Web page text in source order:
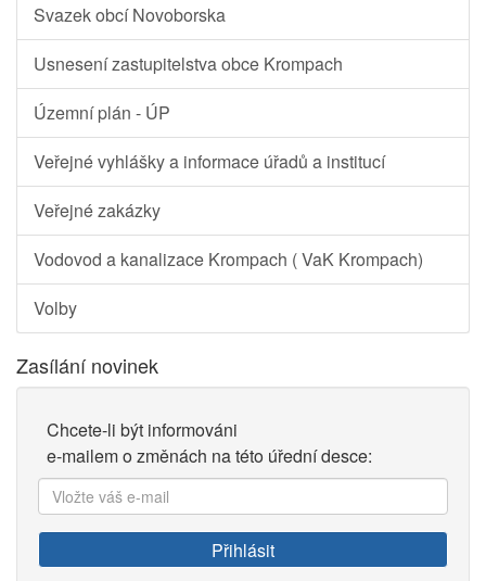
Svazek obcí Novoborska
Usnesení zastupitelstva obce Krompach
Územní plán - ÚP
Veřejné vyhlášky a informace úřadů a institucí
Veřejné zakázky
Vodovod a kanalizace Krompach ( VaK Krompach)
Volby
Zasílání novinek
Chcete-li být informováni
e-mailem o změnách na této úřední desce:
Vložte
váš
e-
mail:
Přihlásit